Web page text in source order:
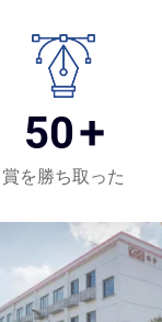
50+
賞を勝ち取った